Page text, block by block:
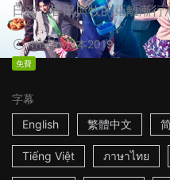
日深，春田與牧的距離漸行
1h53m日本2019
免費
字幕
English
繁體中文
Tiếng Việt ภาษาไทย